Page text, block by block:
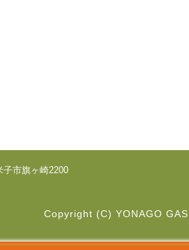
子市旗ヶ崎2200
Copyright (C) YONAGO